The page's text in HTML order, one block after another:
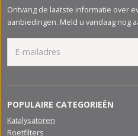
Ontvang de laatste informatie over
aanbiedingen. Meld u vandaag nog
POPULAIRE CATEGORIEËN
Katalysatoren
Roetfilters